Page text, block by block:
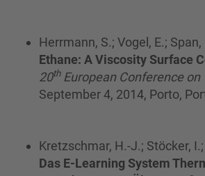
Herrmann, S.; Vogel, E.; Span,
Ethane: A Viscosity Surface
20thEuropean Conference
September 4, 2014, Porto,
Kretzschmar, H.-J.; Stöcker,
Das E-Learning System